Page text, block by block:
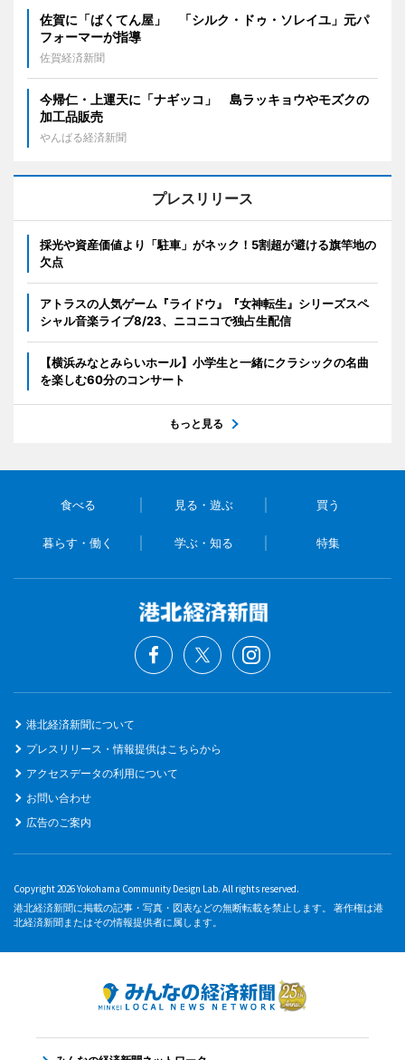
佐賀に「ばくてん屋」 「シルク・ドゥ・ソレイユ」元パ
フォーマーが指導
佐賀経済新聞
今帰仁・上運天に「ナギッコ」 島ラッキョウやモズクの
加工品販売
やんばる経済新聞
プレスリリース
採光や資産価値より「駐車」がネック！5割超が避ける旗竿地の
欠点
アトラスの人気ゲーム『ライドウ』『女神転生』シリーズスペ
シャル音楽ライブ8/23、ニコニコで独占生配信
【横浜みなとみらいホール】小学生と一緒にクラシックの名曲
を楽しむ60分のコンサート
もっと見る
食べる 見る・遊ぶ 買う
暮らす・働く 学ぶ・知る 特集
港北経済新聞について
プレスリリース・情報提供はこちらから
アクセスデータの利用について
お問い合わせ
広告のご案内
Copyright 2026 Yokohama Community Design Lab. All rights reserved.
港北経済新聞に掲載の記事・写真・図表などの無断転載を禁止します。 著作権は港
北経済新聞またはその情報提供者に属します。